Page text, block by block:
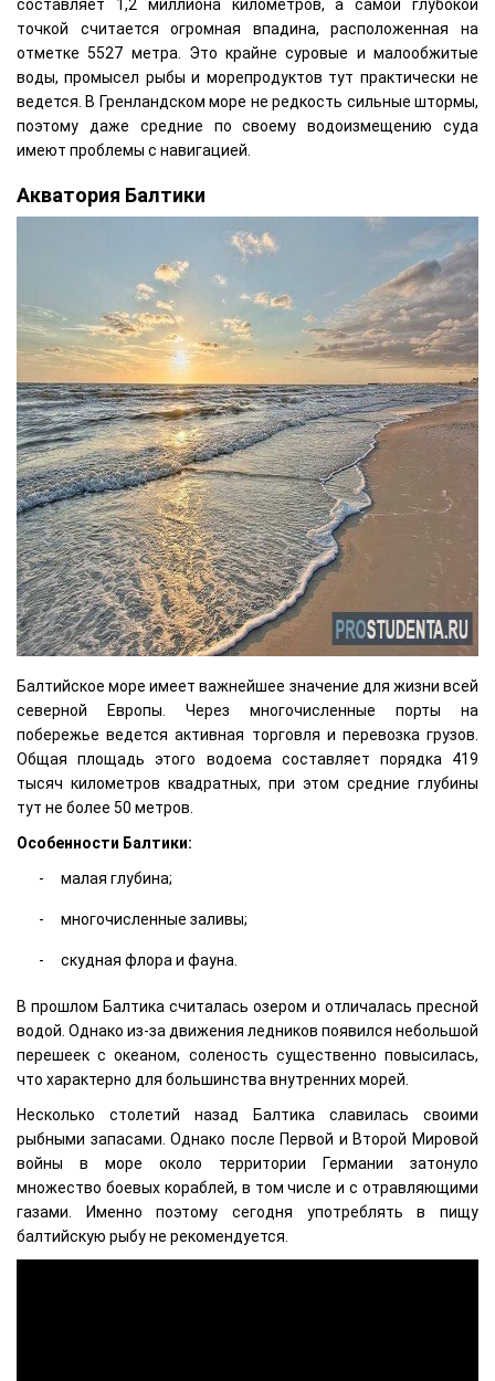
составляет 1,2 миллиона километров, а самой глубокой
точкой считается огромная впадина, расположенная на
отметке 5527 метра. Это крайне суровые и малообжитые
воды, промысел рыбы и морепродуктов тут практически не
ведется. В Гренландском море не редкость сильные штормы,
поэтому даже средние по своему водоизмещению суда
имеют проблемы с навигацией.
Акватория Балтики
Балтийское море имеет важнейшее значение для жизни всей
северной Европы. Через многочисленные порты на
побережье ведется активная торговля и перевозка грузов.
Общая площадь этого водоема составляет порядка 419
тысяч километров квадратных, при этом средние глубины
тут не более 50 метров.
Особенности Балтики:
малая глубина;
многочисленные заливы;
скудная флора и фауна.
В прошлом Балтика считалась озером и отличалась пресной
водой. Однако из-за движения ледников появился небольшой
перешеек с океаном, соленость существенно повысилась,
что характерно для большинства внутренних морей.
Несколько столетий назад Балтика славилась своими
рыбными запасами. Однако после Первой и Второй Мировой
войны в море около территории Германии затонуло
множество боевых кораблей, в том числе и с отравляющими
газами. Именно поэтому сегодня употреблять в пищу
балтийскую рыбу не рекомендуется.